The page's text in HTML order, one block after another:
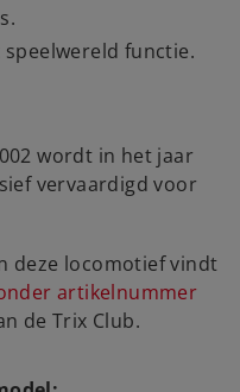
functie.
wordt in het jaar
vervaardigd voor
deze locomotief vindt
artikelnummer
de Trix Club.